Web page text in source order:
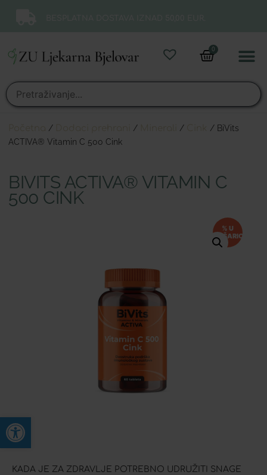
Open toolbar
0
/ / /
/ BiVits
ACTIVA® Vitamin C 500 Cink
BIVITS ACTIVA® VITAMIN C
500 CINK
% U
KOŠARICI
KADA JE ZA ZDRAVLJE POTREBNO UDRUŽITI SNAGE